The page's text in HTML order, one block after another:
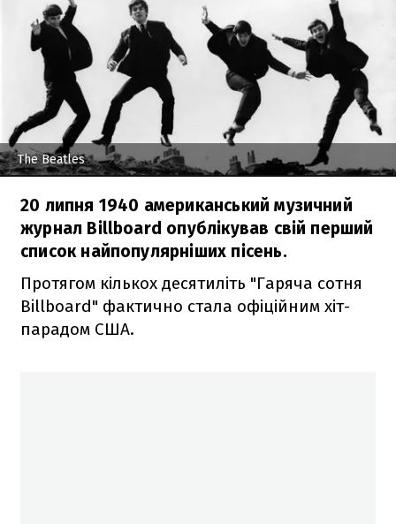
The Beatles
20 липня 1940 американський музичний
журнал Billboard опублікував свій перший
список найпопулярніших пісень.
Протягом кількох десятиліть "Гаряча сотня
Billboard" фактично стала офіційним хіт-
парадом США.